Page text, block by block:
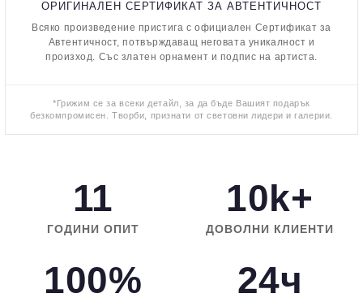
ОРИГИНАЛЕН СЕРТИФИКАТ ЗА АВТЕНТИЧНОСТ
Всяко произведение пристига с официален Сертификат за
Автентичност, потвърждаващ неговата уникалност и
произход. Със златен орнамент и подпис на артиста.
*Грижим се за всеки детайл, за да бъде Вашият подарък
безкомпромисен. Творби, признати от световни лидери и галерии.
11
ГОДИНИ ОПИТ
10k+
ДОВОЛНИ КЛИЕНТИ
100% 24ч